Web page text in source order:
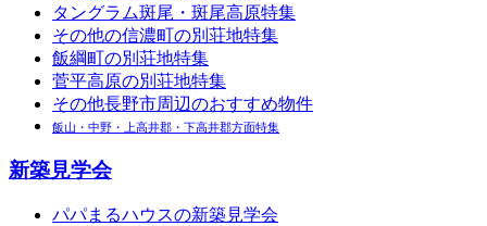
タングラム斑尾・斑尾高原特集
その他の信濃町の別荘地特集
飯綱町の別荘地特集
菅平高原の別荘地特集
その他長野市周辺のおすすめ物件
飯山・中野・上高井郡・下高井郡方面特集
新築見学会
パパまるハウスの新築見学会